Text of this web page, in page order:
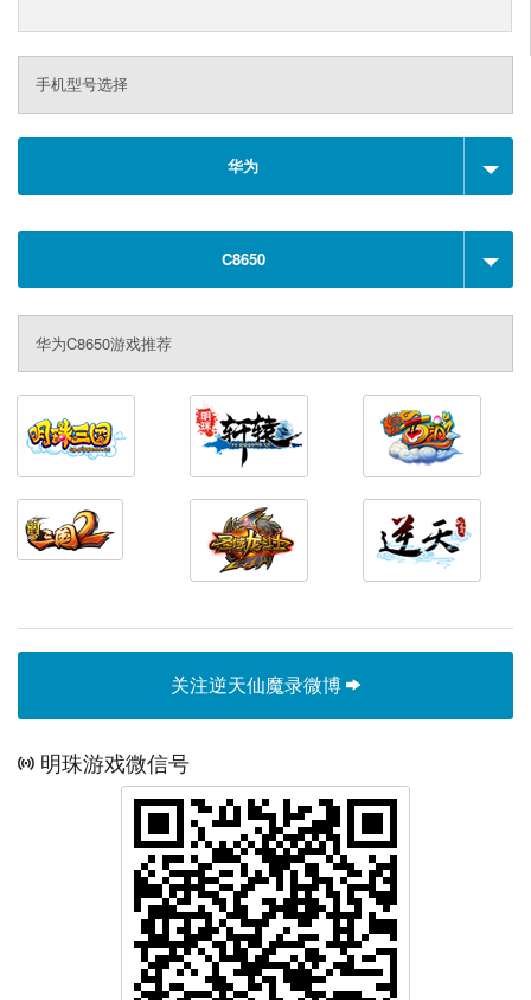
手机型号选择
华为
C8650
华为C8650游戏推荐
关注逆天仙魔录微博
明珠游戏微信号